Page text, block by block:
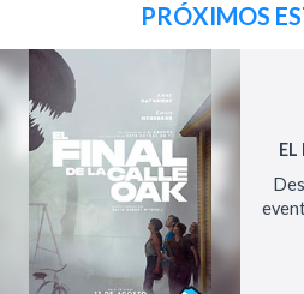
PRÓXIMOS